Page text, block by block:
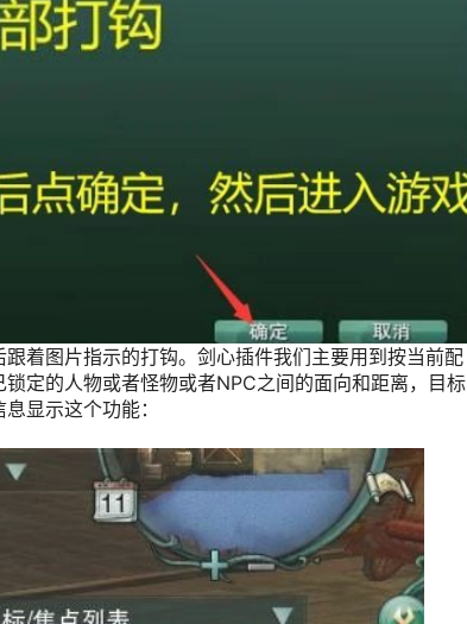
着图片指示的打钩。剑心插件我们主要用到按当前配
定的人物或者怪物或者NPC之间的面向和距离，目标
显示这个功能：